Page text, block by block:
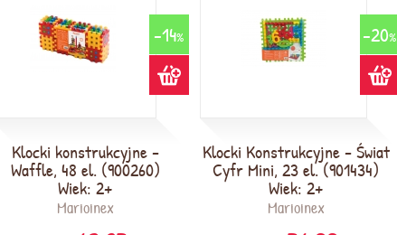
-14%
Klocki konstrukcyjne -
Waffle, 48 el. (900260)
Wiek: 2+
Marioinex
-20%
Klocki Konstrukcyjne - Świat
Cyfr Mini, 23 el. (901434)
Wiek: 2+
Marioinex